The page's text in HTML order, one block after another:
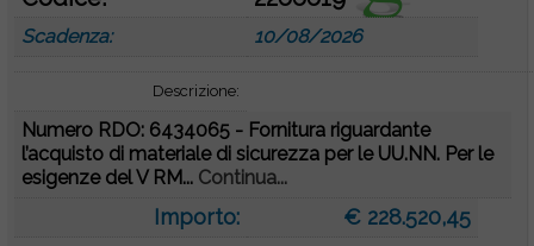
Scadenza: 10/08/2026
Descrizione:
Numero RDO: 6434065 - Fornitura riguardante
l’acquisto di materiale di sicurezza per le UU.NN. Per le
esigenze del V RM... Continua...
Importo: € 228.520,45